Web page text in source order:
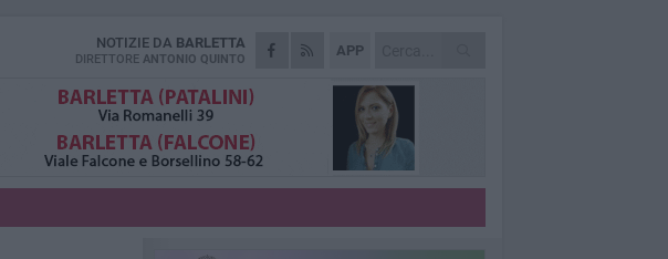
APP
NOTIZIE DA BARLETTA
DIRETTORE ANTONIO QUINTO